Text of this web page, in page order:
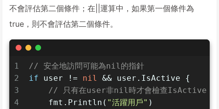
不會評估第二個條件；在||運算中，如果第一個條件為
true，則不會評估第二個條件。
1
2
3
4
// 安全地訪問可能為nil的指針
if user != nil
&& user.IsActive {
// 只有在user非nil時才會檢查IsActive
    fmt.Println(
"活躍用戶" )